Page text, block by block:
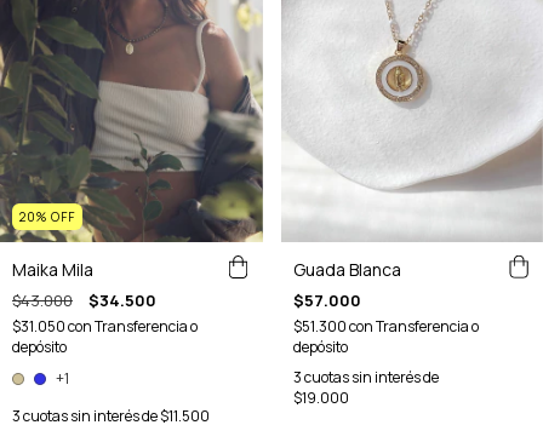
20% OFF
Maika Mila
$43.000 $34.500
$31.050conTransferencia o
depósito
+1
3cuotas sin interés de$11.500
Guada Blanca
$57.000
$51.300conTransferencia o
depósito
3cuotas sin interés de
$19.000